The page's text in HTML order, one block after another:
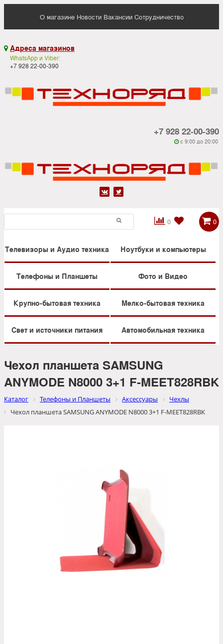
О магазине Новости Вакансии Сотрудничество
 Адреса магазинов
WhatsApp и Viber:
+7 928 22-00-390
+7 928 22-00-390
 c 9:00 до 20:00
 
0

 0
Телевизоры и Аудио техника Ноутбуки и компьютеры
Телефоны и Планшеты Фото и Видео
Крупно-бытовая техника Мелко-бытовая техника
Свет и источники питания Автомобильная техника
Чехол планшета SAMSUNG
ANYMODE N8000 3+1 F-MEET828RBK
Каталог Телефоны и Планшеты Аксессуары
Чехлы
Чехол планшета SAMSUNG ANYMODE N8000 3+1 F-MEET828RBK